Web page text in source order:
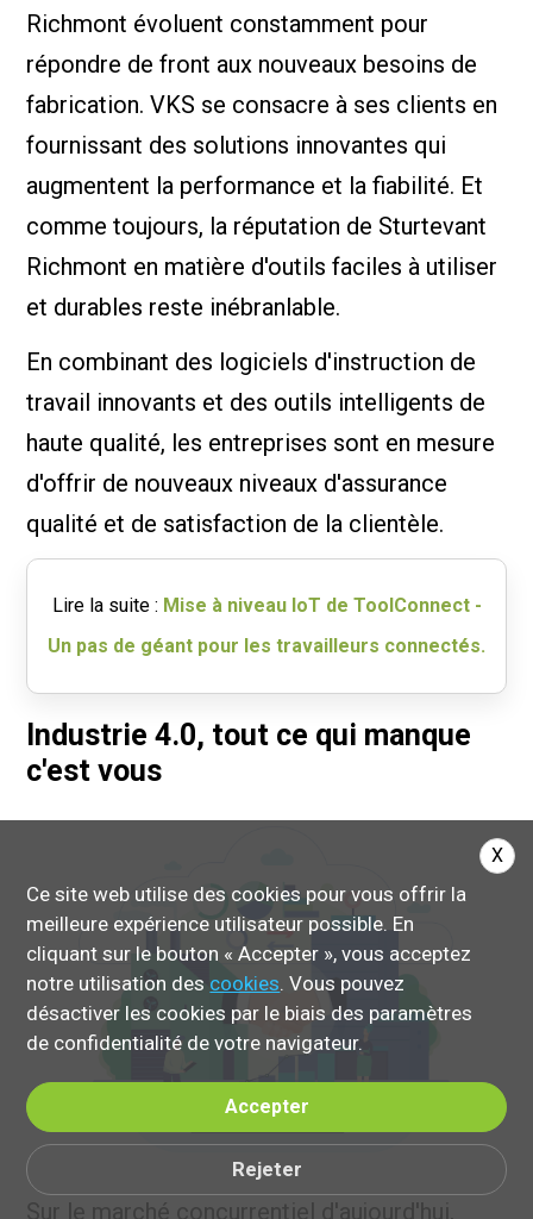
Richmont évoluent constamment pour
répondre de front aux nouveaux besoins de
fabrication. VKS se consacre à ses clients en
fournissant des solutions innovantes qui
augmentent la performance et la fiabilité. Et
comme toujours, la réputation de Sturtevant
Richmont en matière d'outils faciles à utiliser
et durables reste inébranlable.
En combinant des logiciels d'instruction de
travail innovants et des outils intelligents de
haute qualité, les entreprises sont en mesure
d'offrir de nouveaux niveaux d'assurance
qualité et de satisfaction de la clientèle.
Lire la suite : Mise à niveau IoT de ToolConnect -
Un pas de géant pour les travailleurs connectés.
Industrie 4.0, tout ce qui manque
c'est vous
Sur le marché concurrentiel d'aujourd'hui,
Ce site web utilise des cookies pour vous offrir la
meilleure expérience utilisateur possible. En
cliquant sur le bouton « Accepter », vous acceptez
notre utilisation des cookies. Vous pouvez
désactiver les cookies par le biais des paramètres
de confidentialité de votre navigateur.
Accepter
Rejeter
X